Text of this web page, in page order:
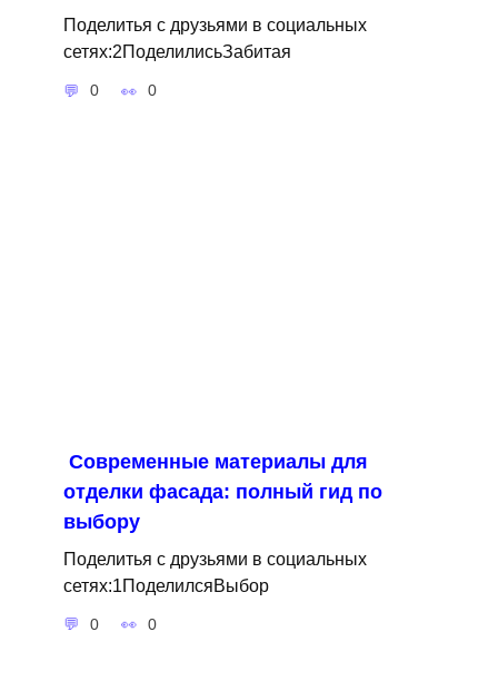
Поделитья с друзьями в социальных
сетях:2ПоделилисьЗабитая
0 0
Современные материалы для
отделки фасада: полный гид по
выбору
Поделитья с друзьями в социальных
сетях:1ПоделилсяВыбор
0 0